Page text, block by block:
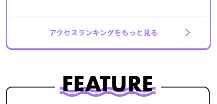
アクセスランキングをもっと見る